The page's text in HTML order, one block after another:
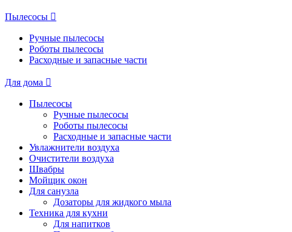
Пылесосы
Ручные пылесосы
Роботы пылесосы
Расходные и запасные части
Для дома
Пылесосы
Ручные пылесосы
Роботы пылесосы
Расходные и запасные части
Увлажнители воздуха
Очистители воздуха
Швабры
Мойщик окон
Для санузла
Дозаторы для жидкого мыла
Техника для кухни
Для напитков